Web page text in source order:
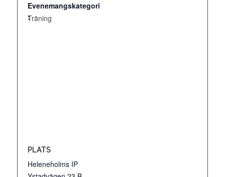
Träning
PLATS
Heleneholms IP